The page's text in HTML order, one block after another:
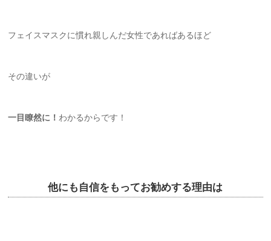
フェイスマスクに慣れ親しんだ女性であればあるほど
その違いが
一目瞭然に！わかるからです！
他にも自信をもってお勧めする理由は